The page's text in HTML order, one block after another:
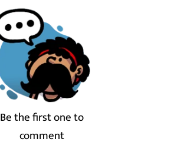
Be the first one to
comment